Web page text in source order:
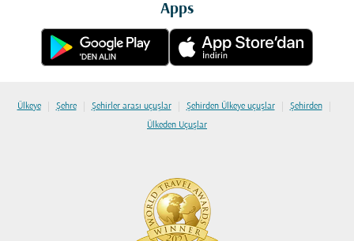
Apps
Ülkeye | Şehre | Şehirler arası uçuşlar | Şehirden Ülkeye uçuşlar | Şehirden |
Ülkeden Uçuşlar